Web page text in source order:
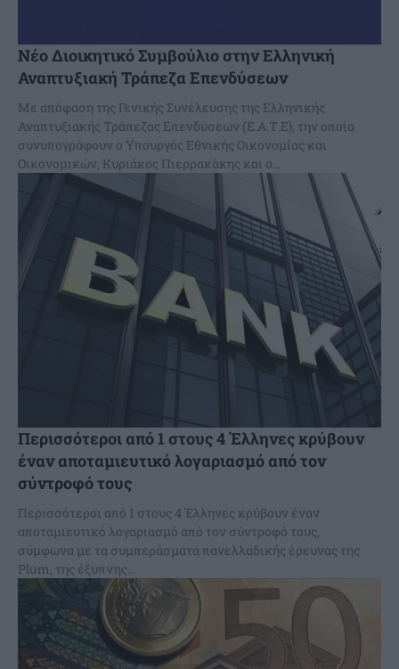
Νέο Διοικητικό Συμβούλιο στην Ελληνική
Αναπτυξιακή Τράπεζα Επενδύσεων
Με απόφαση της Γενικής Συνέλευσης της Ελληνικής
Αναπτυξιακής Τράπεζας Επενδύσεων (Ε.Α.Τ.Ε), την οποία
συνυπογράφουν ο Υπουργός Εθνικής Οικονομίας και
Οικονομικών, Κυριάκος Πιερρακάκης και ο...
Περισσότεροι από 1 στους 4 Έλληνες κρύβουν
έναν αποταμιευτικό λογαριασμό από τον
σύντροφό τους
Περισσότεροι από 1 στους 4 Έλληνες κρύβουν έναν
αποταμιευτικό λογαριασμό από τον σύντροφό τους,
σύμφωνα με τα συμπεράσματα πανελλαδικής έρευνας της
Plum, της έξυπνης...